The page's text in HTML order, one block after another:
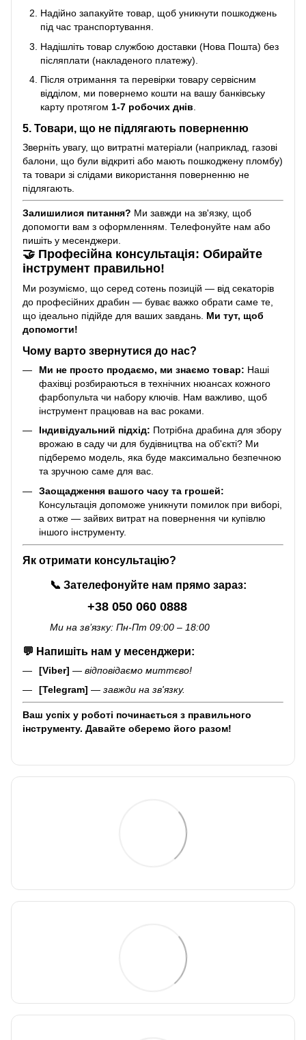
Надійно запакуйте товар, щоб уникнути пошкоджень
під час транспортування.
Надішліть товар службою доставки (Нова Пошта) без
післяплати (накладеного платежу).
Після отримання та перевірки товару сервісним
відділом, ми повернемо кошти на вашу банківську
карту протягом 1-7 робочих днів
5. Товари, що не підлягають поверненню
Зверніть увагу, що витратні матеріали (наприклад, газові
балони, що були відкриті або мають пошкоджену пломбу)
та товари зі слідами використання поверненню не
підлягають.
Залишилися питання? Ми завжди на зв'язку, щоб
допомогти вам з оформленням. Телефонуйте нам або
пишіть у месенджери.
🤝 Професійна консультація: Обирайте
інструмент правильно!
Ми розуміємо, що серед сотень позицій — від секаторів
до професійних драбин — буває важко обрати саме те,
що ідеально підійде для ваших завдань. Ми тут, щоб
допомогти!
Чому варто звернутися до нас?
Ми не просто продаємо, ми знаємо товар: Наші
фахівці розбираються в технічних нюансах кожного
фарбопульта чи набору ключів. Нам важливо, щоб
інструмент працював на вас роками.
Індивідуальний підхід: Потрібна драбина для збору
врожаю в саду чи для будівництва на об'єкті? Ми
підберемо модель, яка буде максимально безпечною
та зручною саме для вас.
Заощадження вашого часу та грошей:
Консультація допоможе уникнути помилок при виборі,
а отже — зайвих витрат на повернення чи купівлю
іншого інструменту.
Як отримати консультацію?
📞 Зателефонуйте нам прямо зараз:
+38 050 060 0888
Ми на зв’язку: Пн-Пт 09:00 – 18:00
💬 Напишіть нам у месенджери:
[Viber] — відповідаємо миттєво!
[Telegram] — завжди на зв'язку.
Ваш успіх у роботі починається з правильного
інструменту. Давайте оберемо його разом!